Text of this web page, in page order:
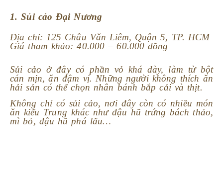
1. Sủi cảo Đại Nương
Địa chỉ: 125 Châu Văn Liêm, Quận 5, TP. HCM
Giá tham khảo: 40.000 – 60.000 đồng
Sủi cảo ở đây có phần vỏ khá dày, làm từ bột
cán mịn, ăn đậm vị. Những người không thích ăn
hải sản có thể chọn nhân bánh bắp cải và thịt.
Không chỉ có sủi cảo, nơi đây còn có nhiều món
ăn kiểu Trung khác như đậu hũ trứng bách thảo,
mì bỏ, đậu hũ phá lấu…